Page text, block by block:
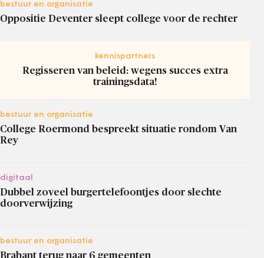
bestuur en organisatie
Oppositie Deventer sleept college voor de rechter
kennispartners
Regisseren van beleid: wegens succes extra
trainingsdata!
bestuur en organisatie
College Roermond bespreekt situatie rondom Van
Rey
digitaal
Dubbel zoveel burgertelefoontjes door slechte
doorverwijzing
bestuur en organisatie
Brabant terug naar 6 gemeenten